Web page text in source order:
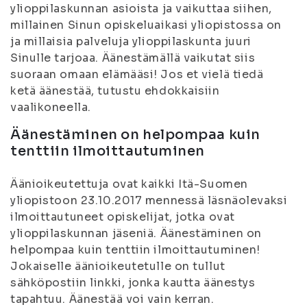
ylioppilaskunnan asioista ja vaikuttaa siihen,
millainen Sinun opiskeluaikasi yliopistossa on
ja millaisia palveluja ylioppilaskunta juuri
Sinulle tarjoaa. Äänestämällä vaikutat siis
suoraan omaan elämääsi! Jos et vielä tiedä
ketä äänestää, tutustu ehdokkaisiin
vaalikoneella.
Äänestäminen on helpompaa kuin
tenttiin ilmoittautuminen
Äänioikeutettuja ovat kaikki Itä-Suomen
yliopistoon 23.10.2017 mennessä läsnäolevaksi
ilmoittautuneet opiskelijat, jotka ovat
ylioppilaskunnan jäseniä. Äänestäminen on
helpompaa kuin tenttiin ilmoittautuminen!
Jokaiselle äänioikeutetulle on tullut
sähköpostiin linkki, jonka kautta äänestys
tapahtuu. Äänestää voi vain kerran.